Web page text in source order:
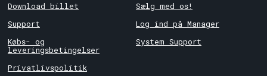
Download billet
Support
Købs- og
leveringsbetingelser
Privatlivspolitik
Sælg med os!
Log ind på Manager
System Support